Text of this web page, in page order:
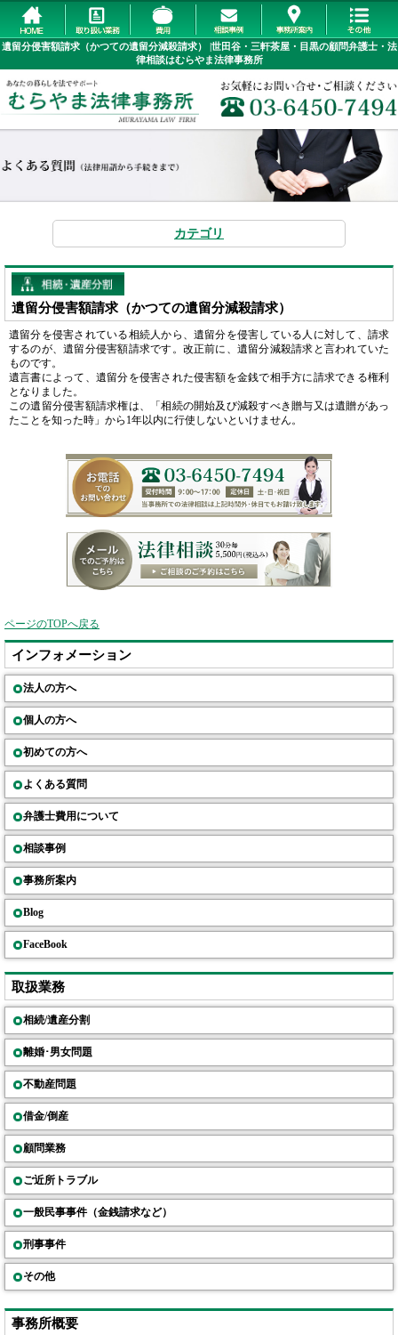
遺留分侵害額請求（かつての遺留分減殺請求） |世田谷・三軒茶屋・目黒の顧問弁護士・法
律相談はむらやま法律事務所
カテゴリ
遺留分侵害額請求（かつての遺留分減殺請求）
遺留分を侵害されている相続人から、遺留分を侵害している人に対して、請求
するのが、遺留分侵害額請求です。改正前に、 遺留分減殺請求と言われていた
ものです。
遺言書によって、遺留分を侵害された侵害額を金銭で相手方に請求できる権利
となりました。
この遺留分侵害額請求権は、「相続の開始及び減殺すべき贈与又は遺贈があっ
たことを知った時」から1年以内に行使しないといけません。
ページのTOPへ戻る
インフォメーション
法人の方へ
個人の方へ
初めての方へ
よくある質問
弁護士費用について
相談事例
事務所案内
Blog
FaceBook
取扱業務
相続/遺産分割
離婚･男女問題
不動産問題
借金/倒産
顧問業務
ご近所トラブル
一般民事事件（金銭請求など）
刑事事件
その他
事務所概要